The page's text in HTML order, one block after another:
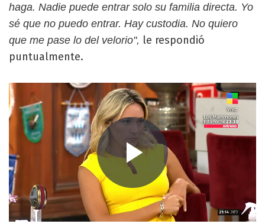
haga. Nadie puede entrar solo su familia directa. Yo
sé que no puedo entrar. Hay custodia. No quiero
que me pase lo del velorio", le respondió
puntualmente.